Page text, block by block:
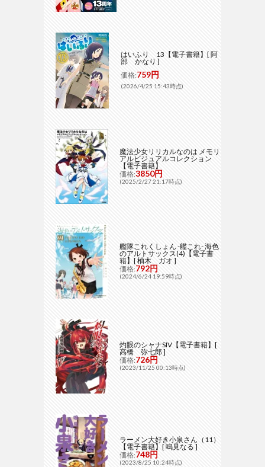
はいふり 13【電子書籍】[ 阿
部 かなり ]
価格:759円
(2026/4/25 15:43時点)
魔法少女リリカルなのは メモリ
アルビジュアルコレクション
【電子書籍】
価格:3850円
(2025/2/27 21:17時点)
艦隊これくしょん -艦これ- 海色
のアルトサックス(4)【電子書
籍】[ 柚木 ガオ ]
価格:792円
(2024/6/24 19:59時点)
灼眼のシャナSIV【電子書籍】[
高橋 弥七郎 ]
価格:726円
(2023/11/25 00:13時点)
ラーメン大好き小泉さん（11）
【電子書籍】[ 鳴見なる ]
価格:748円
(2023/8/25 10:24時点)